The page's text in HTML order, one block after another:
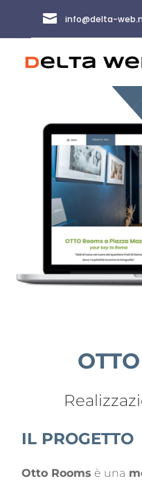
 info@delta-
IL PROGETTO
Otto Rooms è una